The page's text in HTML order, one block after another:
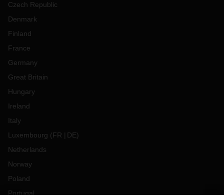
Czech Republic
Denmark
Finland
France
Germany
Great Britain
Hungary
Ireland
Italy
Luxembourg (FR DE)
Netherlands
Norway
Poland
Portugal